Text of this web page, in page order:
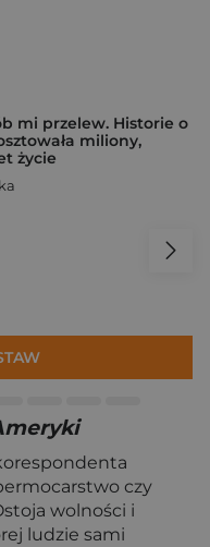
mi przelew. Historie o
miliony,
życie
czy
wolności i
ludzie sami